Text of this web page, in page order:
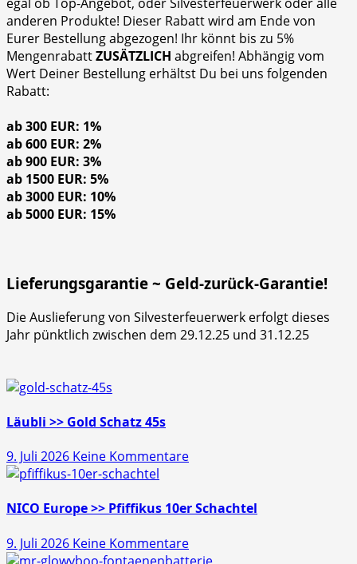
anderen Produkte! Dieser Rabatt wird am Ende von
Eurer Bestellung abgezogen! Ihr könnt bis zu 5%
MengenrabattZUSÄTZLICH abgreifen! Abhängig vom
Wert Deiner Bestellung erhältst Du bei uns folgenden
Rabatt:
ab 300 EUR: 1%
ab 600 EUR: 2%
ab 900 EUR: 3%
ab 1500 EUR: 5%
ab 3000 EUR: 10%
ab 5000 EUR: 15%
Lieferungsgarantie ~ Geld-zurück-Garantie!
Die Auslieferung von Silvesterfeuerwerk erfolgt dieses
Jahr pünktlich zwischen dem 29.12.25 und 31.12.25
Läubli >> Gold Schatz 45s
9. Juli 2026 Keine Kommentarezu
Gold
45s
NICO Europe >> Pfiffikus 10er Schachtel
9. Juli 2026 Keine Kommentarezu
NICO